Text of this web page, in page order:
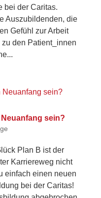
bei der Caritas.
Auszubildenden, die
Gefühl zur Arbeit
den Patient_innen
sein?
Plan B ist der
Karriereweg nicht
einfach einen neuen
bei der Caritas!